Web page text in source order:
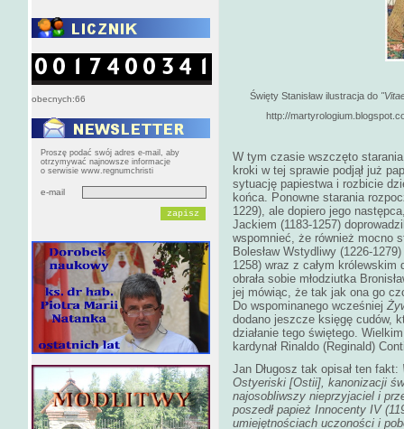
obecnych:66
Proszę podać swój adres e-mail, aby
otrzymywać najnowsze informacje
o serwisie www.regnumchristi
e-mail
Święty Stanisław ilustracja do
http://
W tym czasie wszczęto
kroki w tej sprawie podjął już
sytuację papiestwa i rozbicie
końca. Ponowne starania
1229), ale dopiero jego
Jackiem (1183-1257)
wspomnieć, że również mocno
Bolesław Wstydliwy (1226-
1258) wraz z całym królewskim
obrała sobie młodziutka
jej mówiąc, że tak jak ona go
Do wspominanego wcześniej
dodano jeszcze księgę cudów,
działanie tego świętego.
kardynał Rinaldo (Reginald)
Jan Długosz tak opisał ten fakt:
Ostyeriski [Ostii], kanonizacji
najosobliwszy nieprzyjaciel i
poszedł papież Innocenty IV
umiejętnościach uczoności i